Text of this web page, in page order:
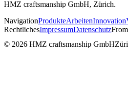
HMZ craftsmanship GmbH, Zürich.
NavigationProdukteArbeitenInnovation
RechtlichesImpressumDatenschutz
© 2026 HMZ craftsmanship GmbH